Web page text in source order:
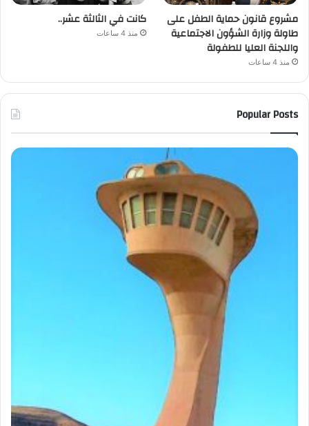
مشروع قانون حماية الطفل على
طاولة وزارة الشؤون الاجتماعية
واللجنة العليا للطفولة
منذ 4 ساعات
كانت في الثالثة عشر..
منذ 4 ساعات
Popular Posts